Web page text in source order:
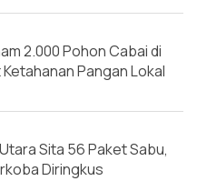
2.000 Pohon Cabai di
Pangan Lokal
Sita 56 Paket Sabu,
Diringkus